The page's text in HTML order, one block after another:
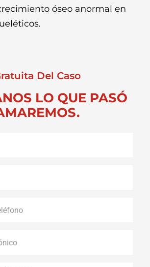
óseo anormal en
Del Caso
LO QUE PASÓ